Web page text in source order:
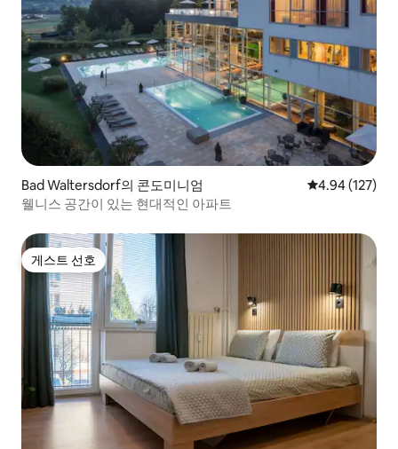
Bad Waltersdorf의 콘도미니엄 평점 4.94점(5
4.94 (127)
웰니스 공간이 있는 현대적인 아파트
게스트 선호
게스트 선호